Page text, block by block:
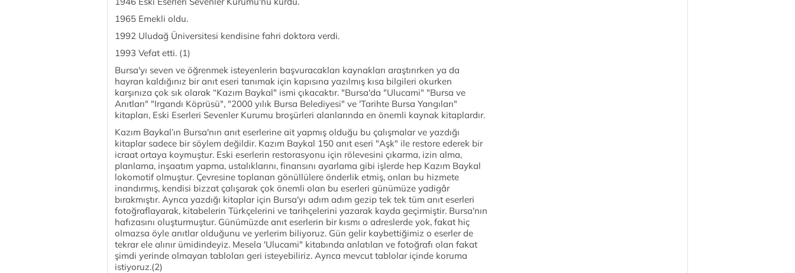
1965 Emekli oldu.
1992 Uludağ Üniversitesi kendisine fahri doktora verdi.
1993 Vefat etti. (1)
Bursa'yı seven ve öğrenmek isteyenlerin başvuracakları kaynakları araştırırken ya da
hayran kaldığınız bir anıt eseri tanımak için kapısına yazılmış kısa bilgileri okurken
karşınıza çok sık olarak “Kazım Baykal" ismi çıkacaktır. "Bursa'da "Ulucami" "Bursa ve
Anıtları" "Irgandı Köprüsü", "2000 yılık Bursa Belediyesi" ve 'Tarihte Bursa Yangıları"
kitapları, Eski Eserleri Sevenler Kurumu broşürleri alanlarında en önemli kaynak kitaplardır.
Kazım Baykal’ın Bursa'nın anıt eserlerine ait yapmış olduğu bu çalışmalar ve yazdığı
kitaplar sadece bir söylem değildir. Kazım Baykal 150 anıt eseri "Aşk" ile restore ederek bir
icraat ortaya koymuştur. Eski eserlerin restorasyonu için rölevesini çıkarma, izin alma,
planlama, inşaatım yapma, ustalıklarını, finansını ayarlama gibi işlerde hep Kazım Baykal
lokomotif olmuştur. Çevresine toplanan gönüllülere önderlik etmiş, onları bu hizmete
inandırmış, kendisi bizzat çalışarak çok önemli olan bu eserleri günümüze yadigâr
bırakmıştır. Ayrıca yazdığı kitaplar için Bursa'yı adım adım gezip tek tek tüm anıt eserleri
fotoğraflayarak, kitabelerin Türkçelerini ve tarihçelerini yazarak kayda geçirmiştir. Bursa'nın
hafızasını oluşturmuştur. Günümüzde anıt eserlerin bir kısmı o adreslerde yok, fakat hiç
olmazsa öyle anıtlar olduğunu ve yerlerim biliyoruz. Gün gelir kaybettiğimiz o eserler de
tekrar ele alınır ümidindeyiz. Mesela 'Ulucami" kitabında anlatılan ve fotoğrafı olan fakat
şimdi yerinde olmayan tabloları geri isteyebiliriz. Ayrıca mevcut tablolar içinde koruma
istiyoruz.(2)